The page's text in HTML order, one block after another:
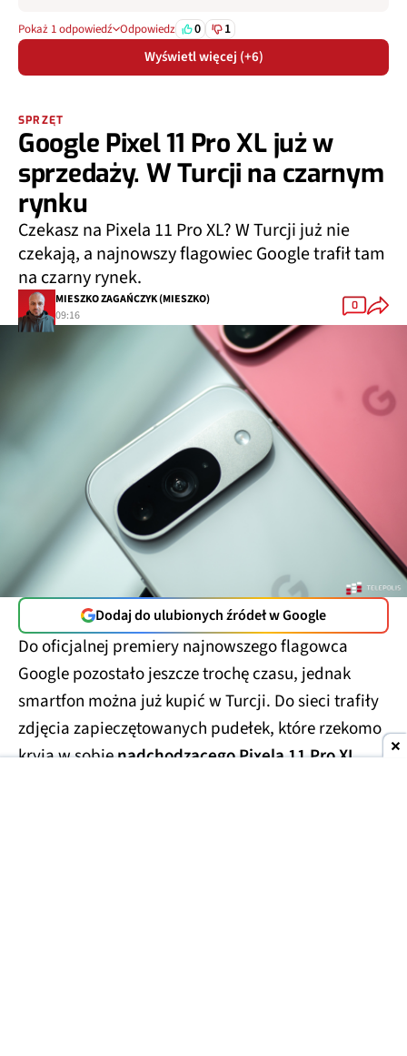
Pokaż 1 odpowiedź Odpowiedz 0 1
Wyświetl więcej (+6)
SPRZĘT
Google Pixel 11 Pro XL już w
sprzedaży. W Turcji na czarnym
rynku
Czekasz na Pixela 11 Pro XL? W Turcji już nie
czekają, a najnowszy flagowiec Google trafił tam
na czarny rynek.
MIESZKO ZAGAŃCZYK (MIESZKO)
09:16
0
Dodaj do ulubionych źródeł w Google
Do oficjalnej premiery najnowszego flagowca
Google pozostało jeszcze trochę czasu, jednak
smartfon można już kupić w Turcji. Do sieci trafiły
zdjęcia zapieczętowanych pudełek, które rzekomo
kryją w sobienadchodzącego Pixela 11 Pro XL.